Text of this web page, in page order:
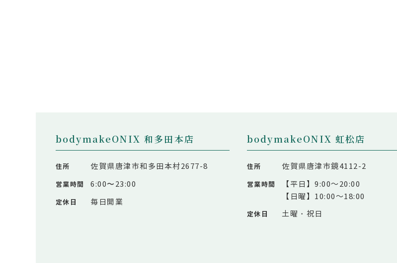
bodymakeONIX 和多田本店
住所 佐賀県唐津市和多田本村2677-8
営業時間 6:00〜23:00
定休日 毎日開業
bodymakeONIX 虹松店
住所 佐賀県唐津市鏡4112-2
営業時間
【平日】9:00～20:00
【日曜】10:00～18:00
定休日 土曜・祝日